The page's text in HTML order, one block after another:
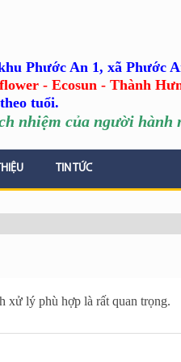
Phước An 1, xã Phước
- Ecosun - Thành
tuổi.
nhiệm của người hành
TIN TỨC
xử lý phù hợp là rất quan trọng.